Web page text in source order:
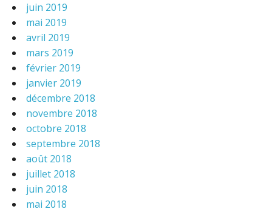
juin 2019
mai 2019
avril 2019
mars 2019
février 2019
janvier 2019
décembre 2018
novembre 2018
octobre 2018
septembre 2018
août 2018
juillet 2018
juin 2018
mai 2018